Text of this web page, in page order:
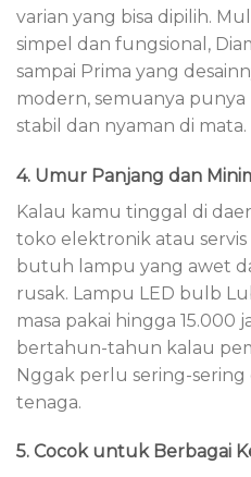
varian yang bisa dipilih.
simpel dan fungsional,
sampai Prima yang
modern, semuanya punya
stabil dan nyaman di mata.
4. Umur Panjang dan
Kalau kamu tinggal di
toko elektronik atau
butuh lampu yang awet
rusak. Lampu LED bulb
masa pakai hingga 15.000
bertahun-tahun kalau
Nggak perlu sering-
tenaga.
5. Cocok untuk Berbagai